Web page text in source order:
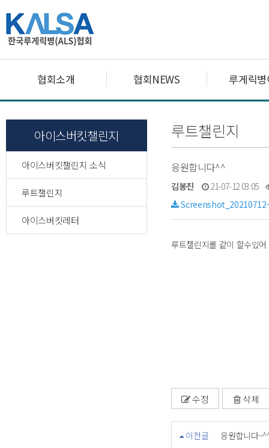
협회소개 협회NEWS 루게릭
아이스버킷챌린지
아이스버킷챌린지 소식
루트챌린지
아이스버킷레터
루트챌린지
응원합니다^^
김봉진
21-07-12 03:05
루트챌린지를 같이 할수있
수정 삭제
이전글 응원합니다